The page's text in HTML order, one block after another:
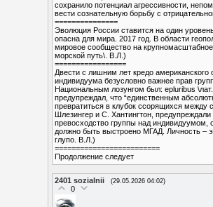
сохранило потенциал агрессивности,
вести сознательную борьбу с
===============
Эволюция России ставится на один
опасна для мира. 2017 год. В области
мировое сообщество на
морской путь\. В.Л.)
=================
Двести с лишним лет кредо американского
индивидуума безусловно важнее прав
Национальным лозунгом был: epluribus
предупреждал, что “единственным
превратиться в клубок ссорящихся между
Шлезингер и С. Хантингтон,
превосходство группы над
должно быть выстроено МГАД. Личность –
глупо. В.Л.)
=========================
Продолжение следует
2401 sozialnii (29.05.2026 04:02)
0